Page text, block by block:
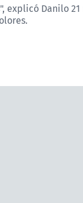
explicó Danilo